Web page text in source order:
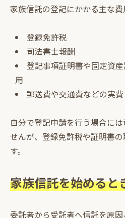
家族信託の登記にかかる主な費
登録免許税
司法書士報酬
登記事項証明書や固定資
用
郵送費や交通費などの実費
自分で登記申請を行う場合に
せんが、登録免許税や証明書
す。
家族信託を始めると
委託者から受託者へ信託を原